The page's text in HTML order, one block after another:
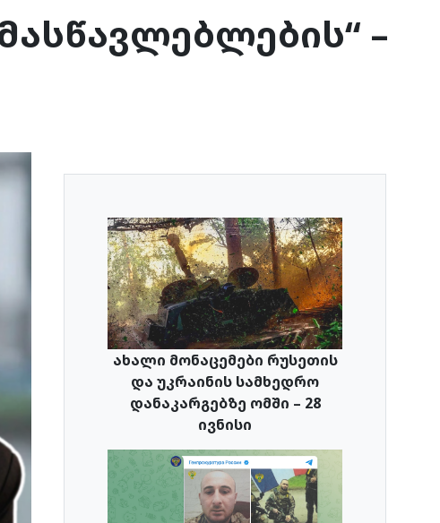
–
ახალი მონაცემები რუსეთის
და უკრაინის სამხედრო
დანაკარგებზე ომში – 28
ივნისი